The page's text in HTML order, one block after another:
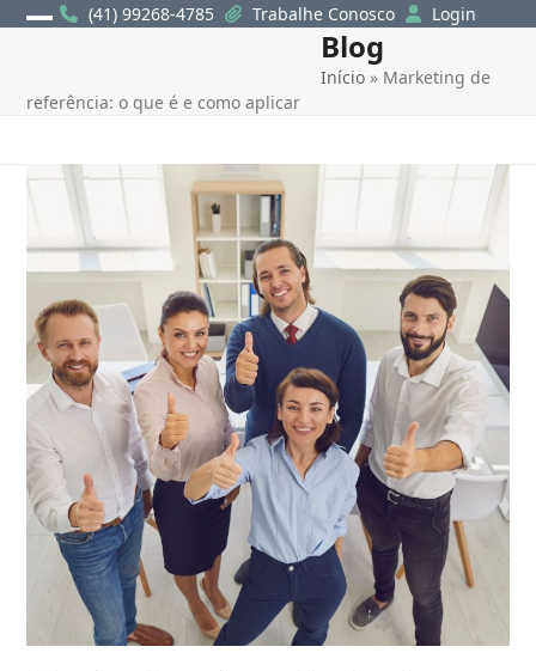
Skip
(41) 99268-4785 Trabalhe Conosco Login
Blog
Início » Marketing de
referência: o que é e como aplicar